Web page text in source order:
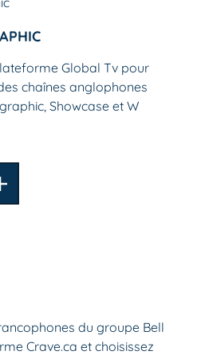
Global Tv pour
chaînes anglophones
Showcase et W
du groupe Bell
Crave.ca et choisissez